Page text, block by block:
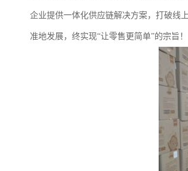
企业提供一体化供应链解决方案，打破线
准地发展，终实现“让零售更简单”的宗旨！